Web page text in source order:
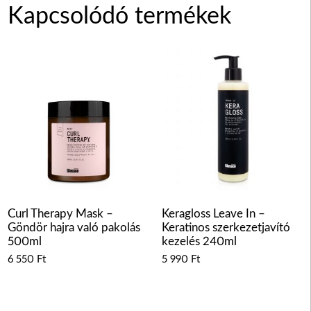
Kapcsolódó termékek
Curl Therapy Mask –
Göndör hajra való pakolás
500ml
6 550 Ft
Keragloss Leave In –
Keratinos szerkezetjavító
kezelés 240ml
5 990 Ft